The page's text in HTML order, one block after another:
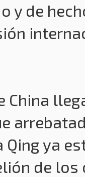
y de
China
Qing ya
de